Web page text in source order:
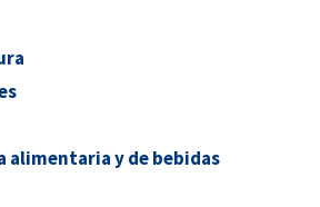
alimentaria y de bebidas